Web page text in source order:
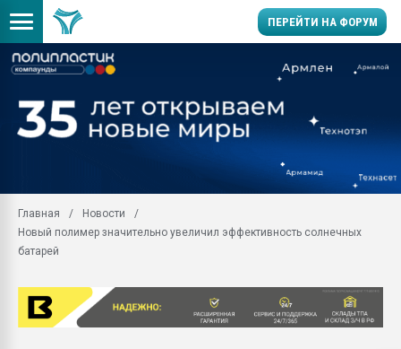
ПЕРЕЙТИ НА ФОРУМ
производство SPC
заводу пластмасс"
28.07.2026
первый план в
Главная
Новости
Новый полимер значительно увеличил эффективность солнечных
батарей